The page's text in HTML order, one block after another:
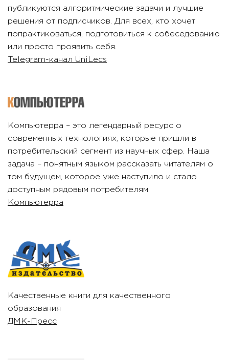
публикуются алгоритмические задачи и лучшие
решения от подписчиков. Для всех, кто хочет
попрактиковаться, подготовиться к собеседованию
или просто проявить себя.
Telegram-канал UniLecs
Компьютерра – это легендарный ресурс о
современных технологиях, которые пришли в
потребительский сегмент из научных сфер. Наша
задача – понятным языком рассказать читателям о
том будущем, которое уже наступило и стало
доступным рядовым потребителям.
Компьютерра
Качественные книги для качественного
образования
ДМК-Пресс